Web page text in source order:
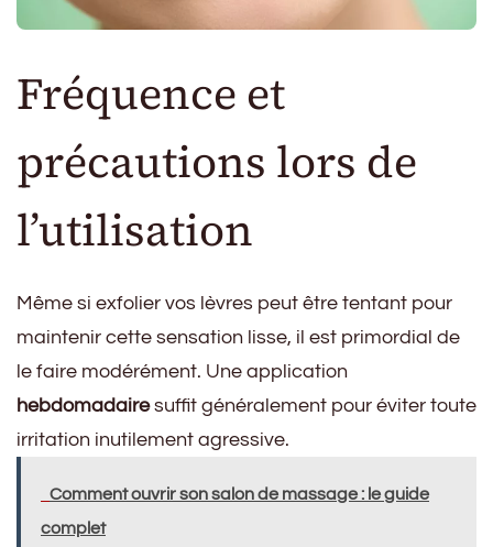
Fréquence et
précautions lors de
l’utilisation
Même si exfolier vos lèvres peut être tentant pour
maintenir cette sensation lisse, il est primordial de
le faire modérément. Une application
hebdomadairesuffit généralement pour éviter toute
irritation inutilement agressive.
Comment ouvrir son salon de massage : le guide
complet